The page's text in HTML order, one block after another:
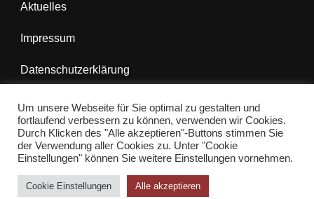
Aktuelles
Impressum
Datenschutzerklärung
© Copyright 2026Hilfe für Nic e.V.. Alle Rechte
vorbehalten. Yummy Recipe | Entwickelt vonBlossom
Themes. Präsentiert vonWordPress
Um unsere Webseite für Sie optimal zu gestalten und
fortlaufend verbessern zu können, verwenden wir Cookies.
Durch Klicken des "Alle akzeptieren"-Buttons stimmen Sie
der Verwendung aller Cookies zu. Unter "Cookie
Einstellungen" können Sie weitere Einstellungen vornehmen.
Cookie Einstellungen Alle akzeptieren